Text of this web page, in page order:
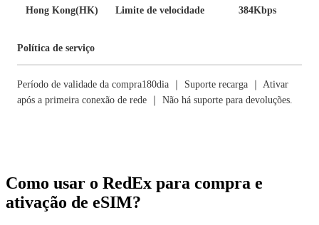
Hong Kong(HK)
Limite de velocidade
384Kbps
Política de serviço
Período de validade da compra180dia ｜ Suporte recarga ｜ Ativar
após a primeira conexão de rede ｜ Não há suporte para devoluções.
Como usar o RedEx para compra e
ativação de eSIM?